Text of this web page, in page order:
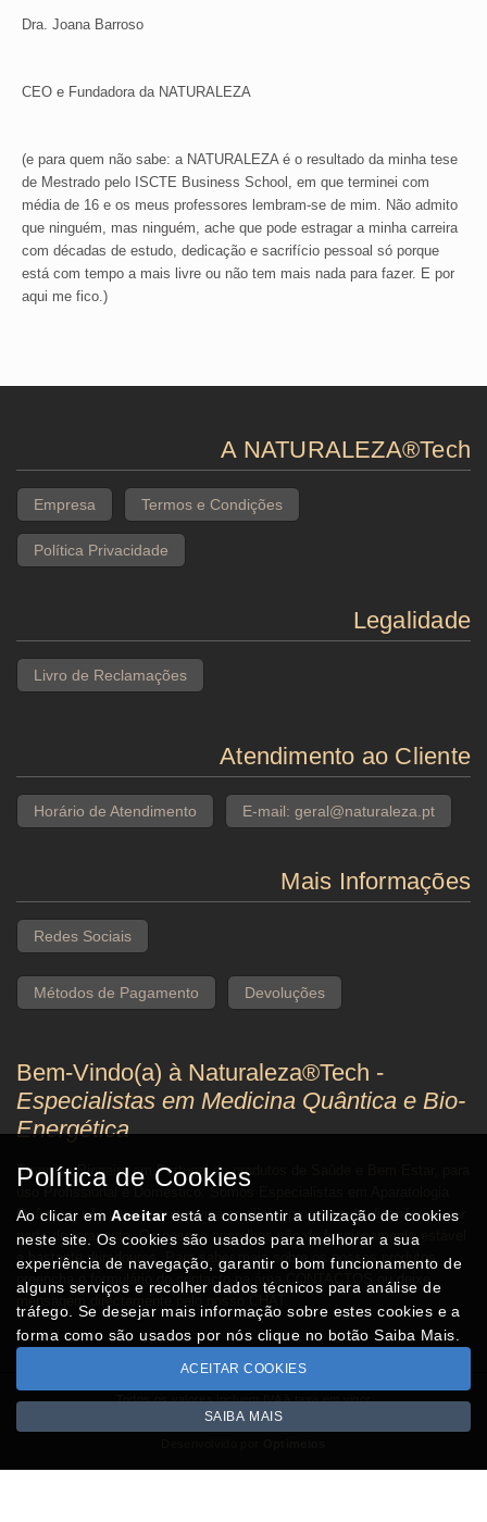
Dra. Joana Barroso
CEO e Fundadora da NATURALEZA
(e para quem não sabe: a NATURALEZA é o resultado da minha tese
de Mestrado pelo ISCTE Business School, em que terminei com
média de 16 e os meus professores lembram-se de mim. Não admito
que ninguém, mas ninguém, ache que pode estragar a minha carreira
com décadas de estudo, dedicação e sacrifício pessoal só porque
está com tempo a mais livre ou não tem mais nada para fazer. E por
aqui me fico.)
A NATURALEZA®Tech
Empresa Termos e Condições
Política Privacidade
Legalidade
Livro de Reclamações
Atendimento ao Cliente
Horário de Atendimento E-mail: geral@naturaleza.pt
Mais Informações
Redes Sociais
Métodos de Pagamento Devoluções
Bem-Vindo(a) à Naturaleza®Tech -
Especialistas em Medicina Quântica e Bio-
Energética
Empresa Pioneira em Portugal de produtos de Saúde e Bem Estar, para
Quântica, não invasiva, que visa auxiliar o processo de diagnóstico por
parte do terapeuta. Os nossos aparelhos são de funcionamento estável
e bastante duradouros. Para saber mais sobre os nossos produtos,
preencha o formulário de contacto na área CONTACTOS ou deixe
mensagem directamente pelo nosso CHAT.
Todos os valores incluem IVA à taxa em vigor
Copyright © NATURALEZA.pt 2026
Política de Cookies
Ao clicar emAceitarestá a consentir a utilização de cookies
neste site. Os cookies são usados para melhorar a sua
experiência de navegação, garantir o bom funcionamento de
alguns serviços e recolher dados técnicos para análise de
tráfego. Se desejar mais informação sobre estes cookies e a
forma como são usados por nós clique no botão Saiba Mais.
ACEITAR COOKIES
SAIBA MAIS